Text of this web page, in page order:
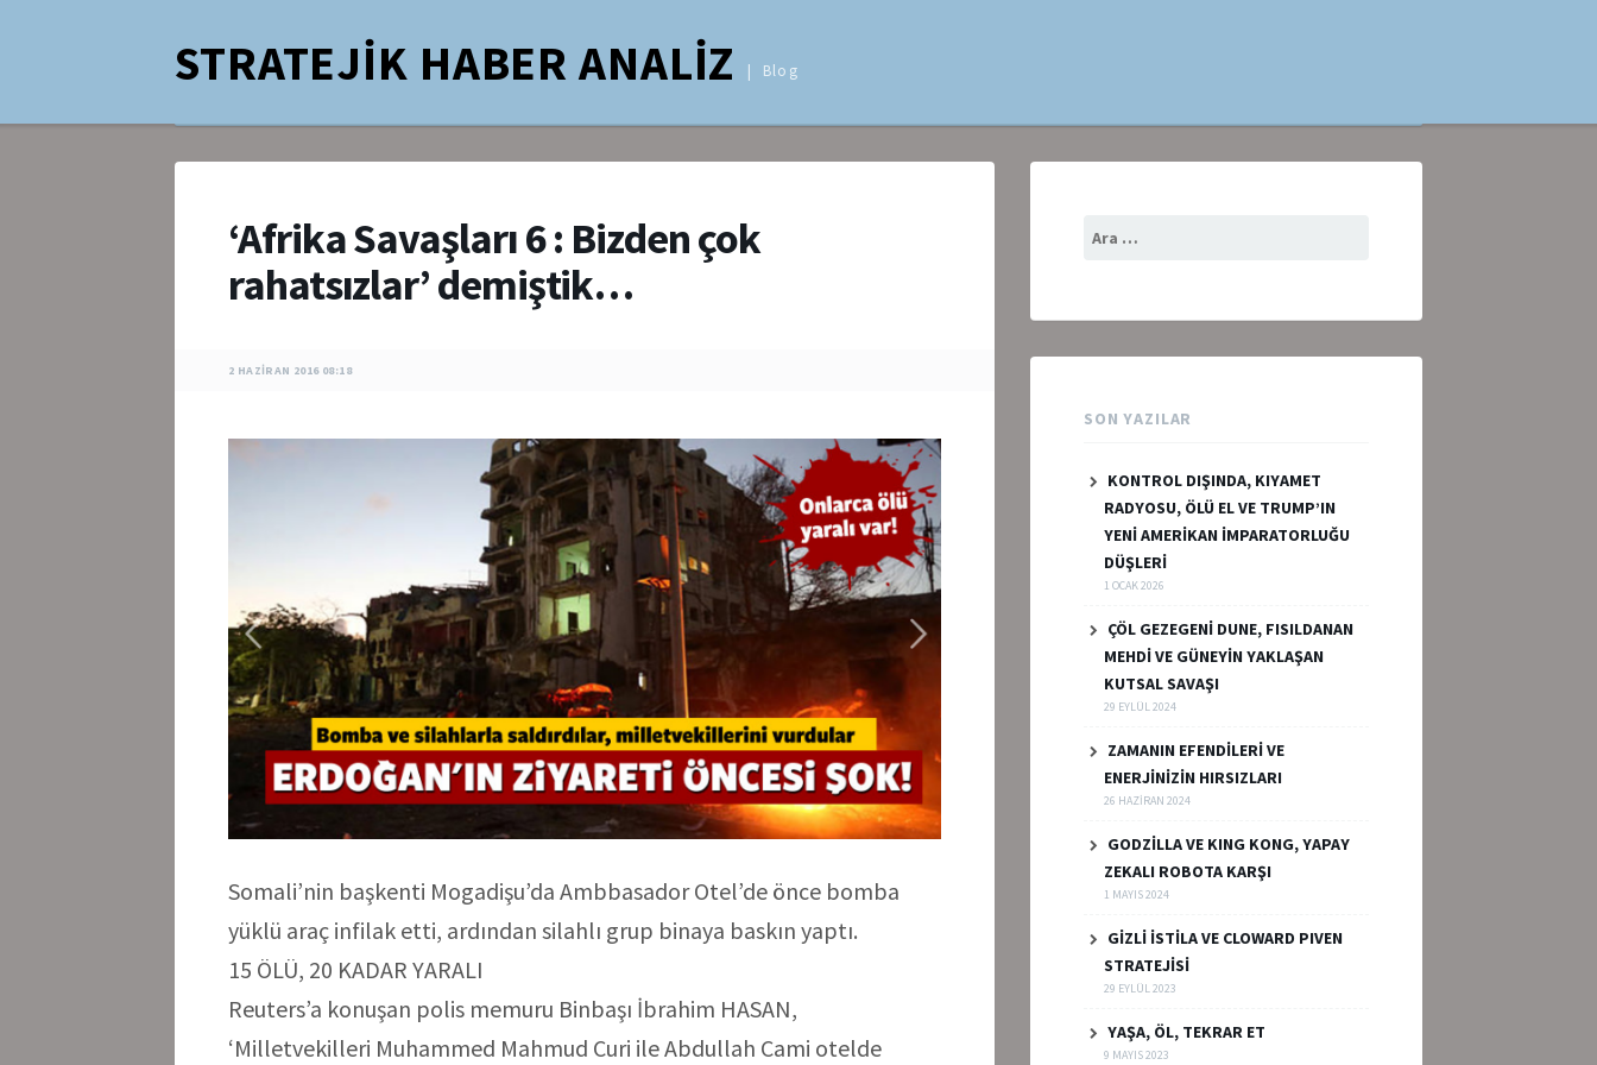
STRATEJİK HABER ANALİZ Blog
‘Afrika Savaşları 6 : Bizden çok
rahatsızlar’ demiştik…
2 HAZIRAN 2016 08:18
Somali’nin başkenti Mogadişu’da Ambbasador Otel’de önce bomba
yüklü araç infilak etti, ardından silahlı grup binaya baskın yaptı.
15 ÖLÜ, 20 KADAR YARALI
Reuters’a konuşan polis memuru Binbaşı İbrahim HASAN,
‘Milletvekilleri Muhammed Mahmud Curi ile Abdullah Cami otelde
SON YAZILAR
KONTROL DIŞINDA, KIYAMET
RADYOSU, ÖLÜ EL VE TRUMP’IN
YENİ AMERİKAN İMPARATORLUĞU
DÜŞLERİ
1 OCAK 2026
ÇÖL GEZEGENİ DUNE, FISILDANAN
MEHDİ VE GÜNEYİN YAKLAŞAN
KUTSAL SAVAŞI
29 EYLÜL 2024
ZAMANIN EFENDİLERİ VE
ENERJİNİZİN HIRSIZLARI
26 HAZIRAN 2024
GODZİLLA VE KING KONG, YAPAY
ZEKALI ROBOTA KARŞI
1 MAYIS 2024
GİZLİ İSTİLA VE CLOWARD PIVEN
STRATEJİSİ
29 EYLÜL 2023
YAŞA, ÖL, TEKRAR ET
9 MAYIS 2023